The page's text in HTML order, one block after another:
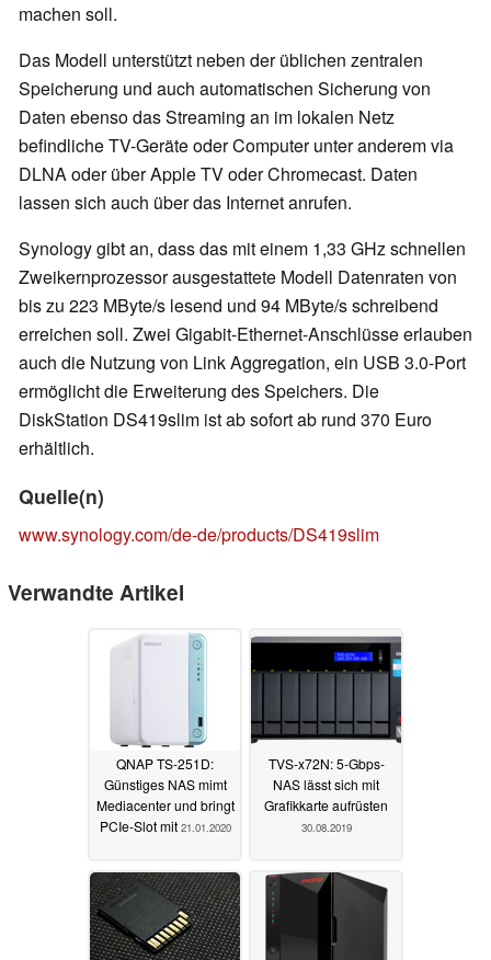
machen soll.
Das Modell unterstützt neben der üblichen zentralen
Speicherung und auch automatischen Sicherung von
Daten ebenso das Streaming an im lokalen Netz
befindliche TV-Geräte oder Computer unter anderem via
DLNA oder über Apple TV oder Chromecast. Daten
lassen sich auch über das Internet anrufen.
Synology gibt an, dass das mit einem 1,33 GHz schnellen
Zweikernprozessor ausgestattete Modell Datenraten von
bis zu 223 MByte/s lesend und 94 MByte/s schreibend
erreichen soll. Zwei Gigabit-Ethernet-Anschlüsse erlauben
auch die Nutzung von Link Aggregation, ein USB 3.0-Port
ermöglicht die Erweiterung des Speichers. Die
DiskStation DS419slim ist ab sofort ab rund 370 Euro
erhältlich.
Quelle(n)
www.synology.com/de-de/products/DS419slim
Verwandte Artikel
QNAP TS-251D:
Günstiges NAS mimt
Mediacenter und bringt
PCIe-Slot mit 21.01.2020
TVS-x72N: 5-Gbps-
NAS lässt sich mit
Grafikkarte aufrüsten
30.08.2019